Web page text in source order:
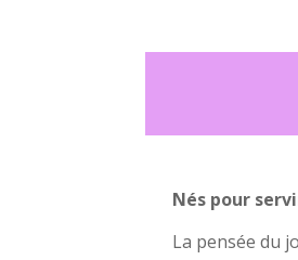
Nés pour
La pensée du